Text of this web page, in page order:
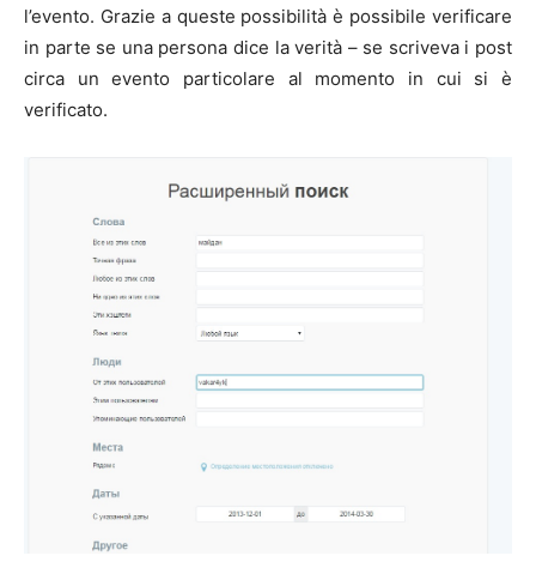
l’evento. Grazie a queste possibilità è possibile verificare
in parte se una persona dice la verità – se scriveva i post
circa un evento particolare al momento in cui si è
verificato.